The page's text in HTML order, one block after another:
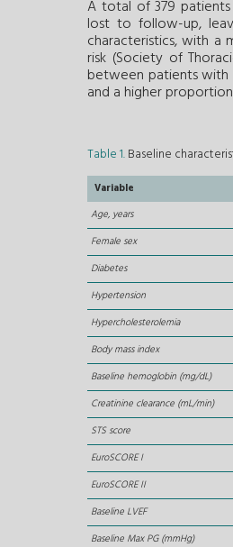
A total of 379
lost to follow-up,
characteristics, with a
risk (Society of
between patients with
and a higher
Table 1.Baseline
Variable
Age, years
Female sex
Diabetes
Hypertension
Hypercholesterolemia
Body mass index
Baseline hemoglobin (mg/dL)
Creatinine clearance (mL/min)
STS score
EuroSCORE I
EuroSCORE II
Baseline LVEF
Baseline Max PG (mmHg)